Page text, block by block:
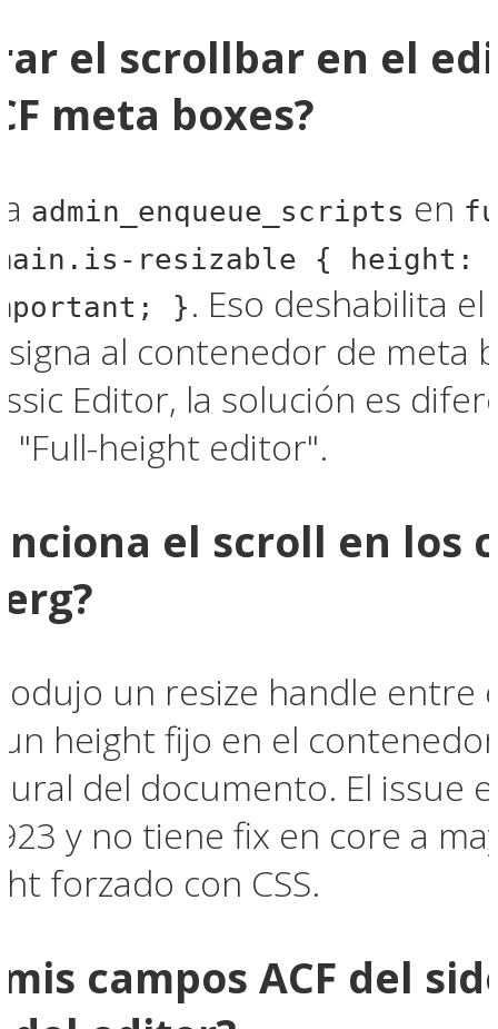
el scrollbar en el
meta boxes?
admin_enqueue_scripts en
main.is-resizable { height:
} . Eso deshabilita
al contenedor de meta
Editor, la solución es
"Full-height editor".
el scroll en los
un resize handle entre
height fijo en el
del documento. El issue
y no tiene fix en core a
forzado con CSS.
campos ACF del